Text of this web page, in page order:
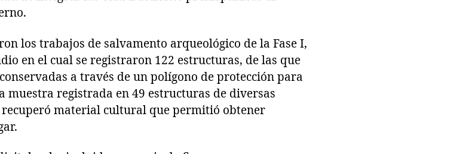
los trabajos de salvamento arqueológico de la Fase I,
en el cual se registraron 122 estructuras, de las que
a través de un polígono de protección para
muestra registrada en 49 estructuras de diversas
recuperó material cultural que permitió obtener